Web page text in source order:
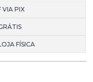
VIA PIX
FÍSICA